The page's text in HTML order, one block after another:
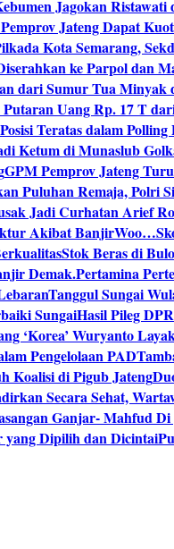
Jagokan
Jateng Dapat
Kota Semarang,
ke Parpol dan
dari Sumur Tua Minyak
Uang Rp. 17 T
Teratas dalam
Ketum di Munaslub
GPM Pemprov Jateng
Puluhan Remaja, Polri
Jadi Curhatan Arief
Akibat Banjir
Stok Beras di
Demak.Pertamina
Tanggul Sungai
SungaiHasil Pileg
‘Korea’ Wuryanto
Pengelolaan PAD
Koalisi di Pigub Jateng
Secara Sehat,
Ganjar- Mahfud Di
Dipilih dan Dicintai